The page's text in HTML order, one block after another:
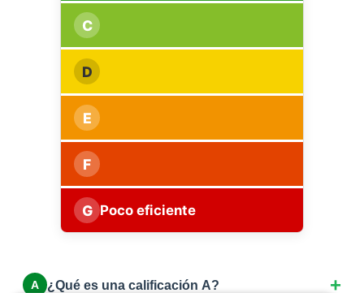
C
D
E
F
G Poco eficiente
A ¿Qué es una calificación A?